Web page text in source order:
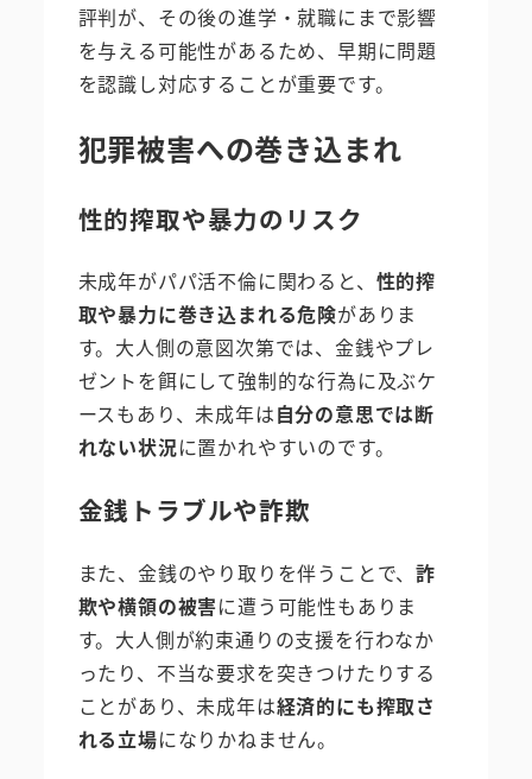
評判が、その後の進学・就職にまで影響
を与える可能性があるため、早期に問題
を認識し対応することが重要です。
犯罪被害への巻き込まれ
性的搾取や暴力のリスク
未成年がパパ活不倫に関わると、 性的搾
取や暴力に巻き込まれる危険がありま
す。大人側の意図次第では、金銭やプレ
ゼントを餌にして強制的な行為に及ぶケ
ースもあり、未成年は自分の意思では断
れない状況に置かれやすいのです。
金銭トラブルや詐欺
また、金銭のやり取りを伴うことで、詐
欺や横領の被害に遭う可能性もありま
す。大人側が約束通りの支援を行わなか
ったり、不当な要求を突きつけたりする
ことがあり、未成年は経済的にも搾取さ
れる立場になりかねません。